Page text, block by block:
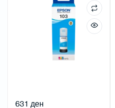
631 ден